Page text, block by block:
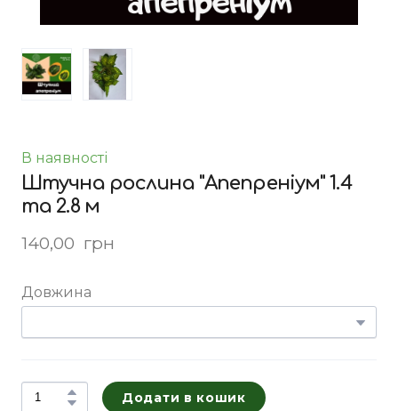
В наявності
Штучна рослина "Апепреніум" 1.4
та 2.8 м
140,00  грн
Довжина
Додати в кошик